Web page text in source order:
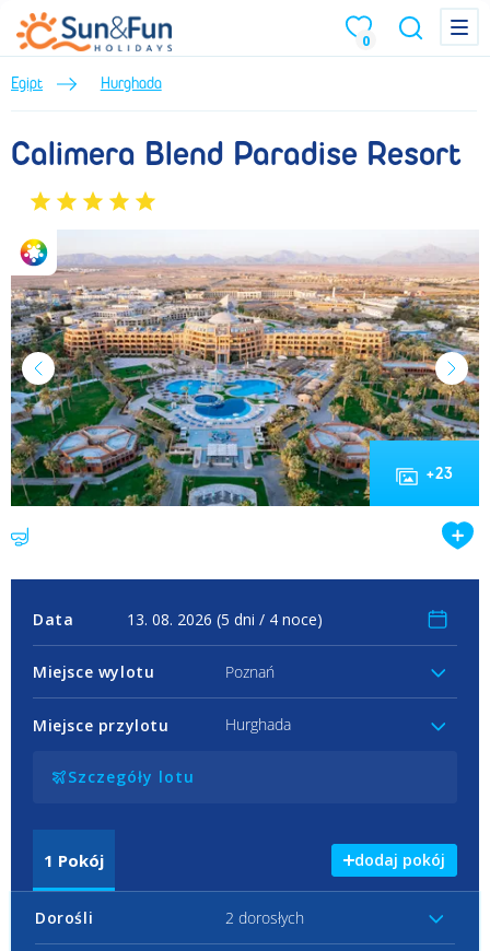
0
Menu Menu
Egipt Hurghada
Calimera Blend Paradise Resort
+23
Data
Miejsce wylotu Poznań
Miejsce przylotu Hurghada
Szczegóły lotu
1 Pokój dodaj pokój
Dorośli 2 dorosłych
Calimera Blend Paradise Resort (Lato 2026) • Hurghada • Egipt • BP